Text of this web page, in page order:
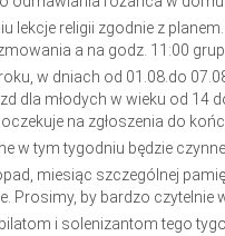
lekcje religii zgodnie z
a na godz. 11:00
w dniach od 01.08.do
dla młodych w wieku od 14
na zgłoszenia do
w tym tygodniu będzie
miesiąc szczególnej
Prosimy, by bardzo czytelnie
i solenizantom tego